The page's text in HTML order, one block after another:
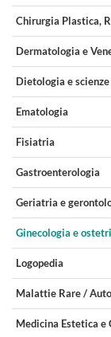
Chirurgia Plastica,
Dermatologia e
Dietologia e
Ematologia
Fisiatria
Gastroenterologia
Geriatria e
Ginecologia e
Logopedia
Malattie Rare /
Medicina Estetica e